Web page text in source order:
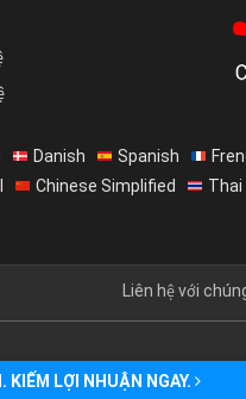
Danish Spanish
Chinese Simplified Thai
Liên hệ với
KIẾM LỢI NHUẬN NGAY.